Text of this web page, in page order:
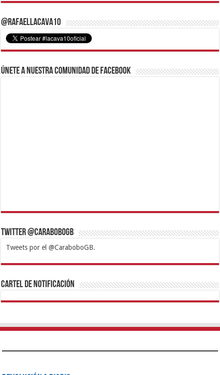
@RafaelLacava10
Únete a nuestra comunidad de Facebook
Twitter @CaraboboGB
Tweets por el @CaraboboGB.
1xbetBetturkeyBetistKralbetSupertotobetTipobetMatadorbetMariobet
https://mvbcasino.com/
Cartel de Notificación